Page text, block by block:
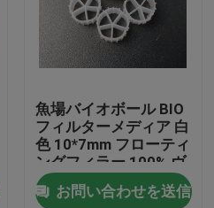
魚場バイオボール BIO
フィルターメディア 白
色 10*7mm フローティ
ングフィラー 100% ヴ
ァージン HDPEバイオ
フィルターメディア
お問い合わせを送信